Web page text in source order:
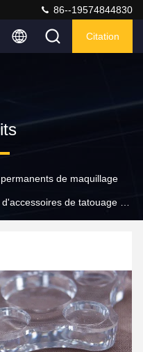
86--19574844830
Citation
de maquillage
de tatouage de